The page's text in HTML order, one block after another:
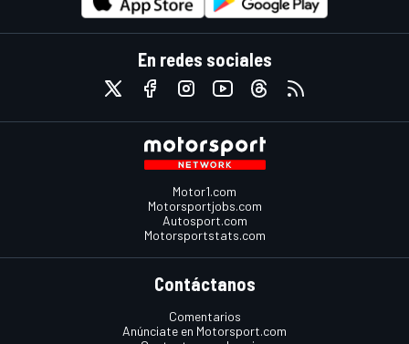
En redes sociales
Motor1.com
Motorsportjobs.com
Autosport.com
Motorsportstats.com
Contáctanos
Comentarios
Anúnciate en Motorsport.com